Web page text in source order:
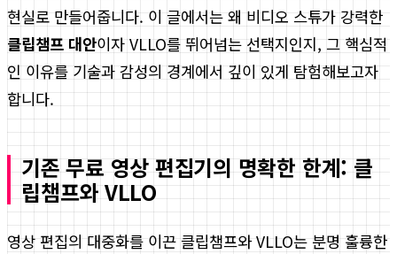
현실로 만들어줍니다. 이 글에서는 왜 비디오 스튜가 강력한
클립챔프 대안이자 VLLO를 뛰어넘는 선택지인지, 그 핵심적
인 이유를 기술과 감성의 경계에서 깊이 있게 탐험해보고자
합니다.
기존 무료 영상 편집기의 명확한 한계: 클
립챔프와 VLLO
영상 편집의 대중화를 이끈 클립챔프와 VLLO는 분명 훌륭한